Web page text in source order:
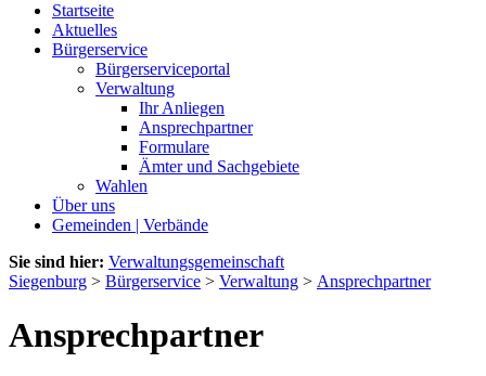
Startseite
Aktuelles
Bürgerservice
Bürgerserviceportal
Verwaltung
Ihr Anliegen
Ansprechpartner
Formulare
Ämter und Sachgebiete
Wahlen
Über uns
Gemeinden | Verbände
Sie sind hier: Verwaltungsgemeinschaft
Siegenburg > Bürgerservice > Verwaltung > Ansprechpartner
Ansprechpartner